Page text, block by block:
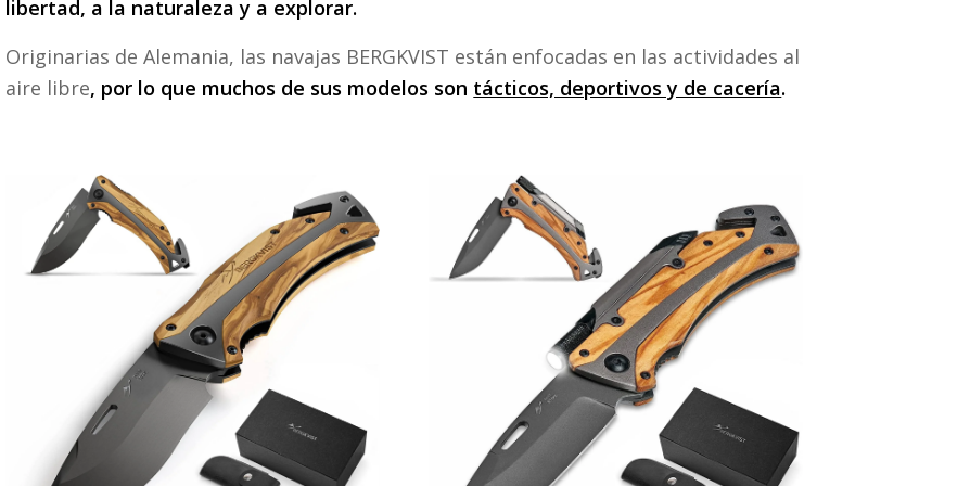
libertad, a la naturaleza y a explorar.
Originarias de Alemania, las navajas BERGKVIST están enfocadas en las actividades al
aire libre, por lo que muchos de sus modelos son tácticos, deportivos y de cacería.